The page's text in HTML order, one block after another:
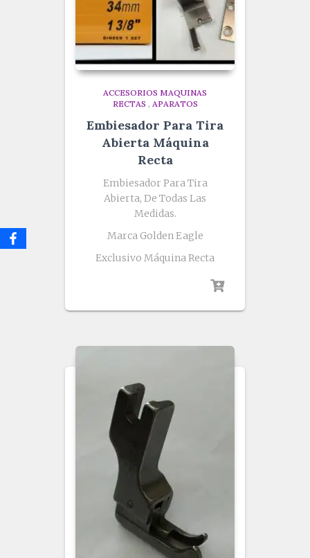
ACCESORIOS MAQUINAS
RECTAS , APARATOS
Embiesador Para Tira
Abierta Máquina
Recta
Embiesador Para Tira
Abierta, De Todas Las
Medidas.
Marca Golden Eagle
Exclusivo Máquina Recta